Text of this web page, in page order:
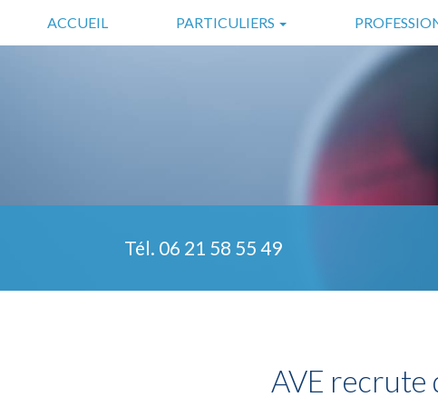
ACCUEIL PARTICULIERS
COMMERCES
INDUSTRIELS
Tél. 06 21 58 55 49
AVE recrute